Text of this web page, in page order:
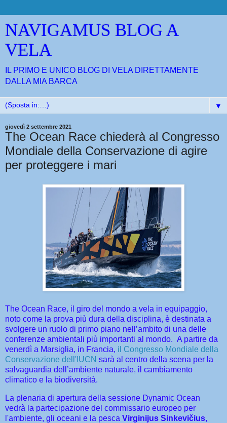
NAVIGAMUS BLOG A
VELA
IL PRIMO E UNICO BLOG DI VELA DIRETTAMENTE
DALLA MIA BARCA
▼
giovedì 2 settembre 2021
The Ocean Race chiederà al Congresso
Mondiale della Conservazione di agire
per proteggere i mari
The Ocean Race, il giro del mondo a vela in equipaggio,
noto come la prova più dura della disciplina, è destinata a
svolgere un ruolo di primo piano nell’ambito di una delle
conferenze ambientali più importanti al mondo. A partire da
venerdì a Marsiglia, in Francia, il Congresso Mondiale della
Conservazione dell'IUCN sarà al centro della scena per la
salvaguardia dell’ambiente naturale, il cambiamento
climatico e la biodiversità.
La plenaria di apertura della sessione Dynamic Ocean
vedrà la partecipazione del commissario europeo per
l'ambiente, gli oceani e la pesca Virginijus Sinkevičius,